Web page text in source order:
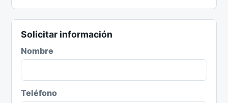
Solicitar información
Nombre
Teléfono